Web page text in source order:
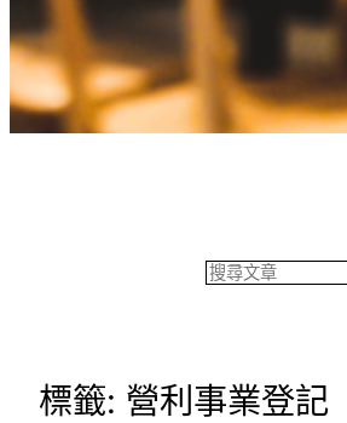
標籤: 營利事業登記